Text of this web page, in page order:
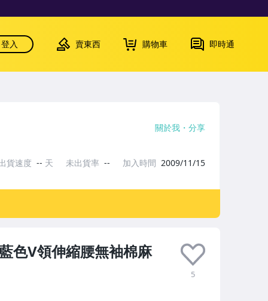
登入 賣東西 購物車 即時通
色V領伸縮腰無袖棉麻
5
關於我 分享
貨速度 -- 天 未出貨率 -- 加入時間 2009/11/15